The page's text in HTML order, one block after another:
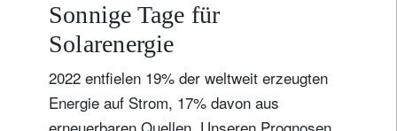
Sonnige Tage für
Solarenergie
2022 entfielen 19% der weltweit erzeugten
Energie auf Strom, 17% davon aus